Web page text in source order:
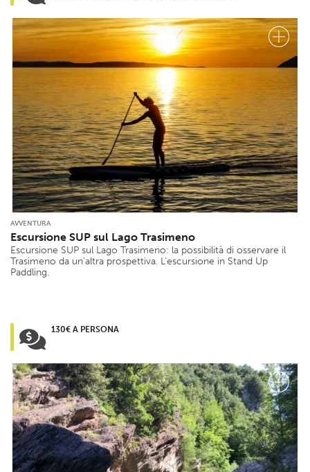
AVVENTURA
Escursione SUP sul Lago Trasimeno
Escursione SUP sul Lago Trasimeno: la possibilità di osservare il
Trasimeno da un’altra prospettiva. L’escursione in Stand Up
Paddling.
130€ A PERSONA